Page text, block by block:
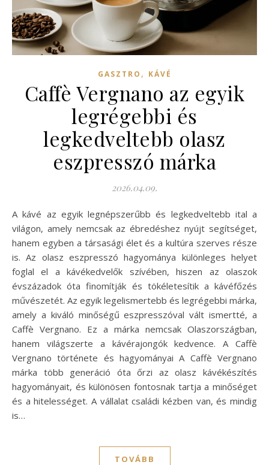
GASZTRO , KÁVÉ
Caffè Vergnano az egyik
legrégebbi és
legkedveltebb olasz
eszpresszó márka
2026.04.09.
A kávé az egyik legnépszerűbb és legkedveltebb ital a
világon, amely nemcsak az ébredéshez nyújt segítséget,
hanem egyben a társasági élet és a kultúra szerves része
is. Az olasz eszpresszó hagyománya különleges helyet
foglal el a kávékedvelők szívében, hiszen az olaszok
évszázadok óta finomítják és tökéletesítik a kávéfőzés
művészetét. Az egyik legelismertebb és legrégebbi márka,
amely a kiváló minőségű eszpresszóval vált ismertté, a
Caffè Vergnano. Ez a márka nemcsak Olaszországban,
hanem világszerte a kávérajongók kedvence. A Caffè
Vergnano története és hagyományai A Caffè Vergnano
márka több generáció óta őrzi az olasz kávékészítés
hagyományait, és különösen fontosnak tartja a minőséget
és a hitelességet. A vállalat családi kézben van, és mindig
is…
TOVÁBB